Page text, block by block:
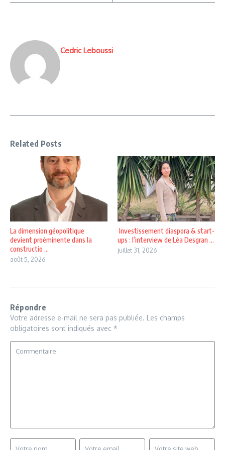
Cedric Leboussi
Related Posts
La dimension géopolitique
devient proéminente dans la
constructio ...
août 5, 2026
Investissement diaspora & start-
ups : l’interview de Léa Desgran ...
juillet 31, 2026
Répondre
Votre adresse e-mail ne sera pas publiée. Les champs
obligatoires sont indiqués avec *